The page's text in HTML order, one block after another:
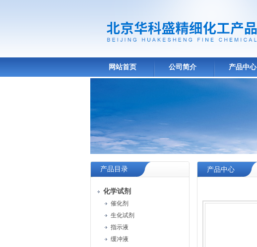
网站首页 公司简介 产品中心
产品目录
化学试剂
催化剂
生化试剂
指示液
缓冲液
产品中心